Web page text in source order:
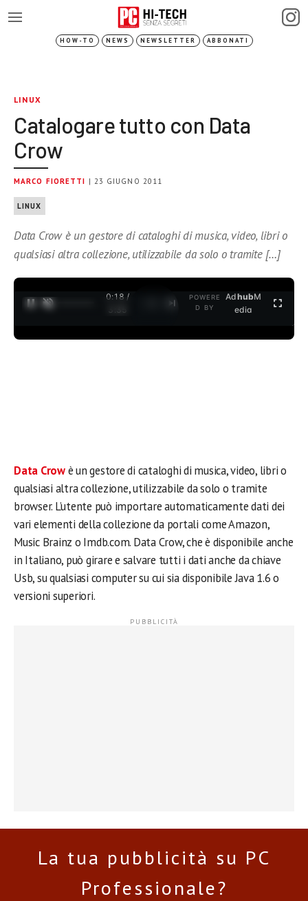
HOW-TO NEWS NEWSLETTER ABBONATI
LINUX
Catalogare tutto con Data
Crow
MARCO FIORETTI | 23 GIUGNO 2011
LINUX
Data Crow è un gestore di cataloghi di musica, video, libri o
qualsiasi altra collezione, utilizzabile da solo o tramite […]
0:18 /
3:35
POWERE
D BY
AdhubM
edia
Data Crowè un gestore di cataloghi di musica, video, libri o
qualsiasi altra collezione, utilizzabile da solo o tramite
browser. L’utente può importare automaticamente dati dei
vari elementi della collezione da portali come Amazon,
Music Brainz o Imdb.com. Data Crow, che è disponibile anche
in Italiano, può girare e salvare tutti i dati anche da chiave
Usb, su qualsiasi computer su cui sia disponibile Java 1.6 o
versioni superiori.
La tua pubblicità su PC
Professionale?